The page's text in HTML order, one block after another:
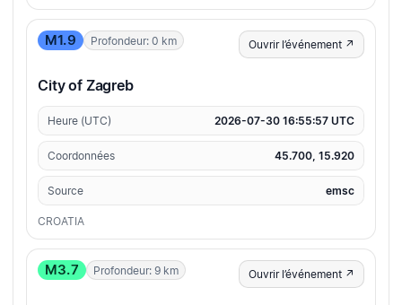
M1.9 Profondeur: 0 km Ouvrir l’événement ↗
City of Zagreb
Heure (UTC) 2026-07-30 16:55:57 UTC
Coordonnées 45.700, 15.920
Source emsc
CROATIA
M3.7 Profondeur: 9 km Ouvrir l’événement ↗